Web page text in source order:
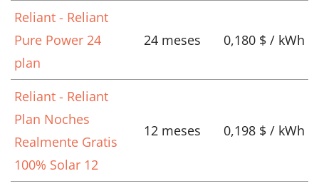
Reliant - Reliant
Pure Power 24
plan
24 meses 0,180 $ / kWh
Reliant - Reliant
Plan Noches
Realmente Gratis
100% Solar 12
12 meses 0,198 $ / kWh